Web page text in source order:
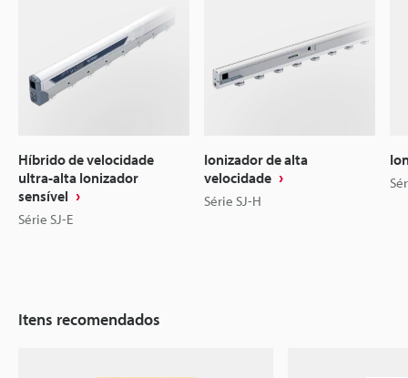
Híbrido de velocidade
ultra-alta Ionizador
sensível
Série SJ-E
Ionizador de alta
velocidade
Série SJ-H
Itens recomendados